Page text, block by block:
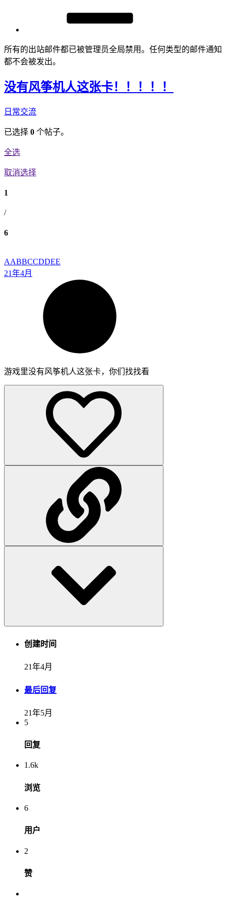
所有的出站邮件都已被管理员全局禁用。任何类型的邮件通知
都不会被发出。
没有风筝机人这张卡！！！！！
日常交流
已选择 0 个帖子。
全选
取消选择
1
/
6
AABBCCDDEE
21年4月
游戏里没有风筝机人这张卡，你们找找看
创建时间
21年4月
最后回复
21年5月
5
回复
1.6k
浏览
6
用户
2
赞